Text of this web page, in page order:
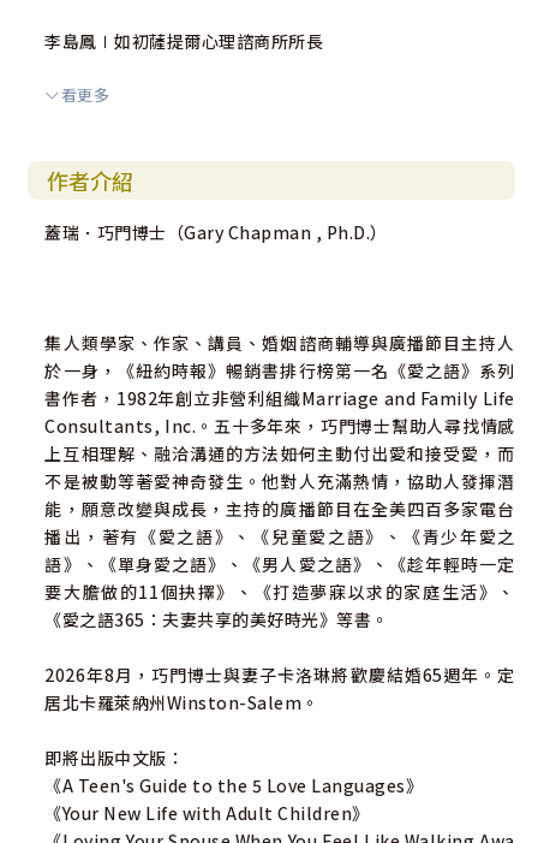
李島鳳∣如初薩提爾心理諮商所所長
曹淑華∣馬偕紀念醫院協談中心諮商心理師
葉鴻棋∣台灣FOCUS家庭協會理事長
看更多
作者介紹
蓋瑞．巧門博士（Gary Chapman , Ph.D.）
集人類學家、作家、講員、婚姻諮商輔導與廣播節目主持人
於一身，《紐約時報》暢銷書排行榜第一名《愛之語》系列
書作者，1982年創立非營利組織Marriage and Family Life
Consultants, Inc.。五十多年來，巧門博士幫助人尋找情感
上互相理解、融洽溝通的方法――如何主動付出愛和接受愛，而
不是被動等著愛神奇發生。他對人充滿熱情，協助人發揮潛
能，願意改變與成長，主持的廣播節目在全美四百多家電台
播出，著有《愛之語》、《兒童愛之語》、《青少年愛之
語》、《單身愛之語》、《男人愛之語》、《趁年輕時一定
要大膽做的11個抉擇》、《打造夢寐以求的家庭生活》、
《愛之語365：夫妻共享的美好時光》等書。
2026年8月，巧門博士與妻子卡洛琳將歡慶結婚65週年。定
居北卡羅萊納州Winston-Salem。
即將出版中文版：
《A Teen's Guide to the 5 Love Languages》
《Your New Life with Adult Children》